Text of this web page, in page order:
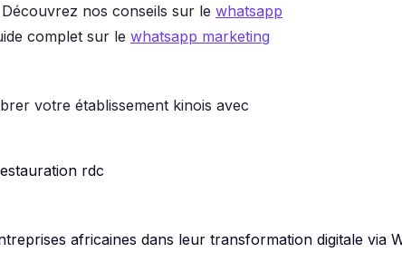
nos conseils sur le whatsapp
complet sur le whatsapp marketing
votre établissement kinois avec
rdc
africaines dans leur transformation digitale via